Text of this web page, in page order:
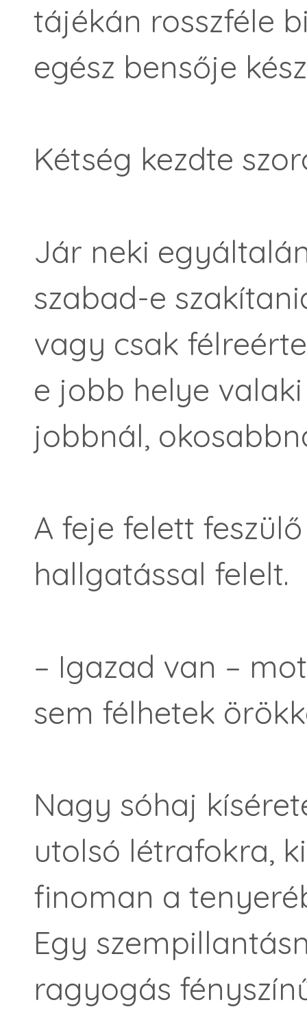
tájékán rosszféle
egész bensője
Kétség kezdte
Jár neki
szabad-e
vagy csak
e jobb helye
jobbnál,
A feje felett
hallgatással felelt.
– Igazad van –
sem félhetek
Nagy sóhaj
utolsó létrafokra,
finoman a
Egy
ragyogás